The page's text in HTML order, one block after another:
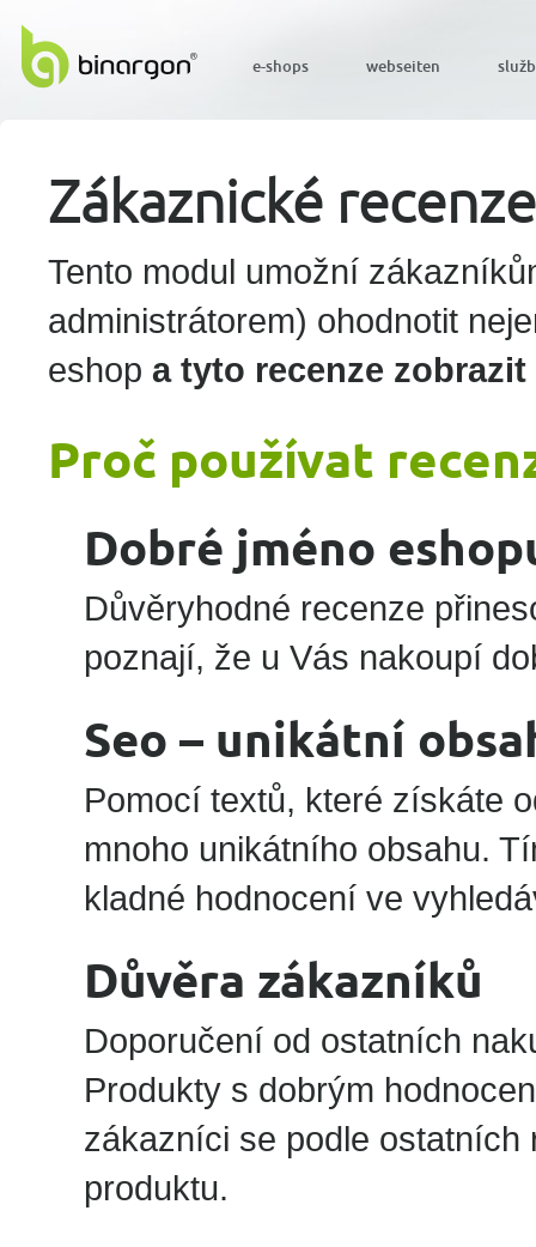
Zákaznické recenze
Tento modul umožní
administrátorem) ohodnotit
eshop a tyto recenze
Proč používat
Dobré jméno
Důvěryhodné recenze
poznají, že u Vás nakoupí
Seo – unikátní
Pomocí textů, které získáte
mnoho unikátního obsahu.
kladné hodnocení ve
Důvěra zákazníků
Doporučení od ostatních
Produkty s dobrým
zákazníci se podle ostatních
produktu.
e-shops webseiten